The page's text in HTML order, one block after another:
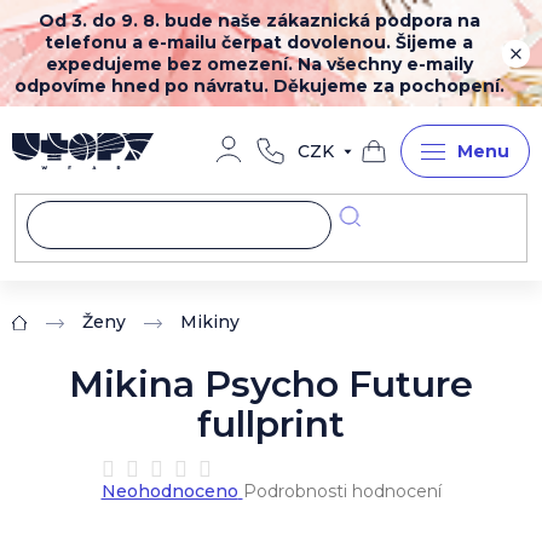
Přejít
na
obsah
Od 3. do 9. 8. bude naše zákaznická podpora na
telefonu a e-mailu čerpat dovolenou. Šijeme a
expedujeme bez omezení. Na všechny e-maily
odpovíme hned po návratu. Děkujeme za pochopení.
CZK
Nákupní
košík
Domů Ženy Mikiny
Mikina Psycho Future
fullprint
Průměrné
hodnocení
Neohodnoceno Podrobnosti hodnocení